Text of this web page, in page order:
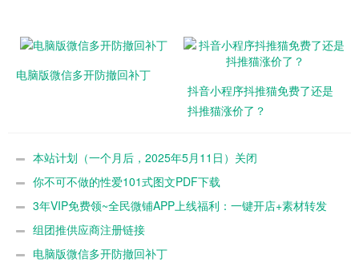
电脑版微信多开防撤回补丁
抖音小程序抖推猫免费了还是
抖推猫涨价了？
本站计划（一个月后，2025年5月11日）关闭
你不可不做的性爱101式图文PDF下载
3年VIP免费领~全民微铺APP上线福利：一键开店+素材转发
组团推供应商注册链接
电脑版微信多开防撤回补丁